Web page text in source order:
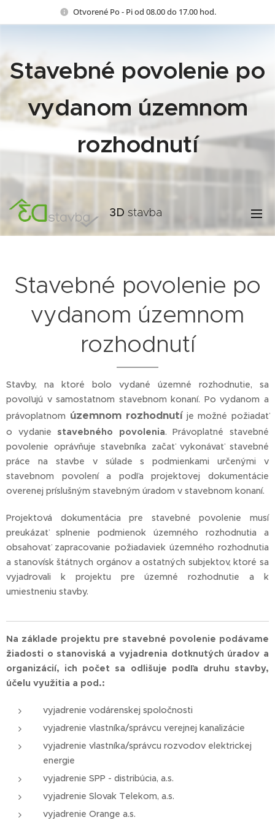
Otvorené Po - Pi od 08.00 do 17.00 hod.
3D stavba
s.r.o
Stavebné povolenie po
vydanom územnom
rozhodnutí
Stavebné povolenie po
vydanom územnom
rozhodnutí
Stavby, na ktoré bolo vydané územné rozhodnutie, sa
povoľujú v samostatnom stavebnom konaní. Po vydanom a
právoplatnom územnom rozhodnutíje možné požiadať
o vydanie stavebného povolenia. Právoplatné stavebné
povolenie oprávňuje stavebníka začať vykonávať stavebné
práce na stavbe v súlade s podmienkami určenými v
stavebnom povolení a podľa projektovej dokumentácie
overenej príslušným stavebným úradom v stavebnom konaní.
Projektová dokumentácia pre stavebné povolenie musí
preukázať splnenie podmienok územného rozhodnutia a
obsahovať zapracovanie požiadaviek územného rozhodnutia
a stanovísk štátnych orgánov a ostatných subjektov, ktoré sa
vyjadrovali k projektu pre územné rozhodnutie a k
umiestneniu stavby.
Na základe projektu pre stavebné povolenie podávame
žiadosti o stanoviská a vyjadrenia dotknutých úradov a
organizácií, ich počet sa odlišuje podľa druhu stavby,
účelu využitia a pod.:
vyjadrenie vodárenskej spoločnosti
vyjadrenie vlastníka/správcu verejnej kanalizácie
vyjadrenie vlastníka/správcu rozvodov elektrickej
energie
vyjadrenie SPP - distribúcia, a.s.
vyjadrenie Slovak Telekom, a.s.
vyjadrenie Orange a.s.